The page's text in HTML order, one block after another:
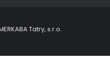
Tatry, s.r.o.